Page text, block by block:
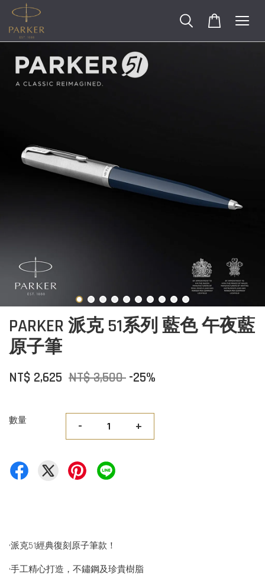
PARKER 派克 51系列 藍色 午夜藍
原子筆
NT$ 2,625 NT$ 3,500 -25%
數量 - +
•派克51經典復刻原子筆款！
•手工精心打造，不鏽鋼及珍貴樹脂